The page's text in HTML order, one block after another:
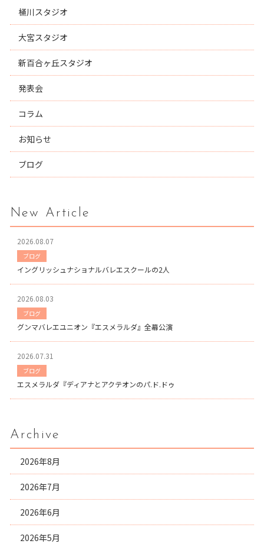
桶川スタジオ
大宮スタジオ
新百合ヶ丘スタジオ
発表会
コラム
お知らせ
ブログ
New Article
2026.08.07
ブログ
イングリッシュナショナルバレエスクールの2人
2026.08.03
ブログ
グンマバレエユニオン『エスメラルダ』全幕公演
2026.07.31
ブログ
エスメラルダ『ディアナとアクテオンのパ.ド.ドゥ
Archive
2026年8月
2026年7月
2026年6月
2026年5月